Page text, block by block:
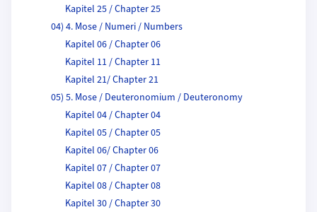
Kapitel 25 / Chapter 25
04) 4. Mose / Numeri / Numbers
Kapitel 06 / Chapter 06
Kapitel 11 / Chapter 11
Kapitel 21/ Chapter 21
05) 5. Mose / Deuteronomium / Deuteronomy
Kapitel 04 / Chapter 04
Kapitel 05 / Chapter 05
Kapitel 06/ Chapter 06
Kapitel 07 / Chapter 07
Kapitel 08 / Chapter 08
Kapitel 30 / Chapter 30